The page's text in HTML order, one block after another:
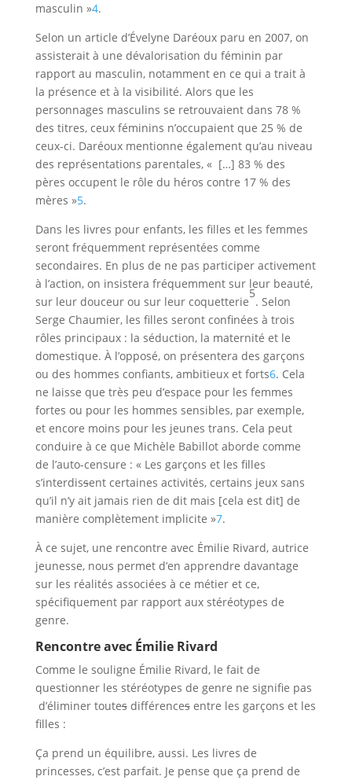
masculin »4.
Selon un article d’Évelyne Daréoux paru en 2007, on
assisterait à une dévalorisation du féminin par
rapport au masculin, notamment en ce qui a trait à
la présence et à la visibilité. Alors que les
personnages masculins se retrouvaient dans 78 %
des titres, ceux féminins n’occupaient que 25 % de
ceux-ci. Daréoux mentionne également qu’au niveau
des représentations parentales, « […] 83 % des
pères occupent le rôle du héros contre 17 % des
mères »5.
Dans les livres pour enfants, les filles et les femmes
seront fréquemment représentées comme
secondaires. En plus de ne pas participer activement
à l’action, on insistera fréquemment sur leur beauté,
sur leur douceur ou sur leur coquetterie
5
. Selon
Serge Chaumier, les filles seront confinées à trois
rôles principaux : la séduction, la maternité et le
domestique. À l’opposé, on présentera des garçons
ou des hommes confiants, ambitieux et forts6. Cela
ne laisse que très peu d’espace pour les femmes
fortes ou pour les hommes sensibles, par exemple,
et encore moins pour les jeunes trans. Cela peut
conduire à ce que Michèle Babillot aborde comme
de l’auto-censure : « Les garçons et les filles
s’interdissent certaines activités, certains jeux sans
qu’il n’y ait jamais rien de dit mais [cela est dit] de
manière complètement implicite »7.
À ce sujet, une rencontre avec Émilie Rivard, autrice
jeunesse, nous permet d’en apprendre davantage
sur les réalités associées à ce métier et ce,
spécifiquement par rapport aux stéréotypes de
genre.
Rencontre avec Émilie Rivard
Comme le souligne Émilie Rivard, le fait de
questionner les stéréotypes de genre ne signifie pas
d’éliminer toutesdifférencesentre les garçons et les
filles :
Ça prend un équilibre, aussi. Les livres de
princesses, c’est parfait. Je pense que ça prend de